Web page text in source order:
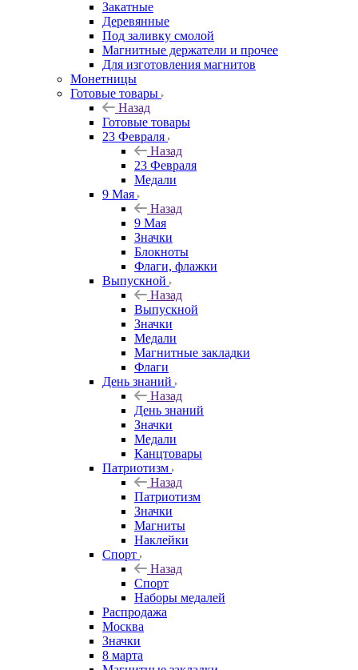
Закатные
Деревянные
Под заливку смолой
Магнитные держатели и прочее
Для изготовления магнитов
Монетницы
Готовые товары
Назад
Готовые товары
23 Февраля
Назад
23 Февраля
Медали
9 Мая
Назад
9 Мая
Значки
Блокноты
Флаги, флажки
Выпускной
Назад
Выпускной
Значки
Медали
Магнитные закладки
Флаги
День знаний
Назад
День знаний
Значки
Медали
Канцтовары
Патриотизм
Назад
Патриотизм
Значки
Магниты
Наклейки
Спорт
Назад
Спорт
Наборы медалей
Распродажа
Москва
Значки
8 марта